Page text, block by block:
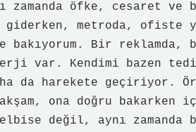
öfke, cesaret ve
metroda, ofiste
bakıyorum. Bir reklamda,
var. Kendimi bazen
da harekete geçiriyor.
ona doğru bakarken
değil, aynı